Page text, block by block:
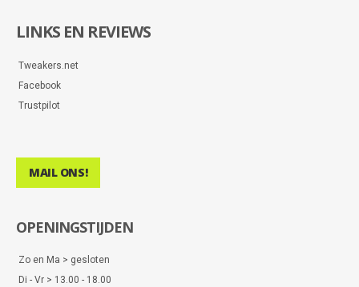
LINKS EN REVIEWS
Tweakers.net
Facebook
Trustpilot
MAIL ONS!
OPENINGSTIJDEN
Zo en Ma > gesloten
Di - Vr > 13.00 - 18.00